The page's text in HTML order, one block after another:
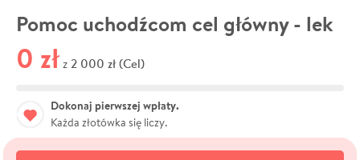
Pomoc uchodźcom cel główny - lek
0 zł z 2 000 zł (Cel)
Dokonaj pierwszej wpłaty.
Każda złotówka się liczy.